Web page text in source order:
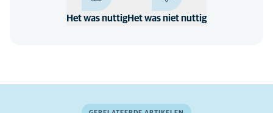
Het was nuttigHet was niet nuttig